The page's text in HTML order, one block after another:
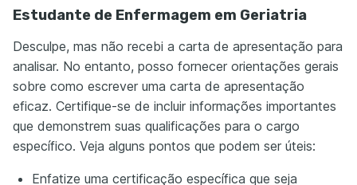
Estudante de Enfermagem em Geriatria
Desculpe, mas não recebi a carta de apresentação para
analisar. No entanto, posso fornecer orientações gerais
sobre como escrever uma carta de apresentação
eficaz. Certifique-se de incluir informações importantes
que demonstrem suas qualificações para o cargo
específico. Veja alguns pontos que podem ser úteis:
Enfatize uma certificação específica que seja